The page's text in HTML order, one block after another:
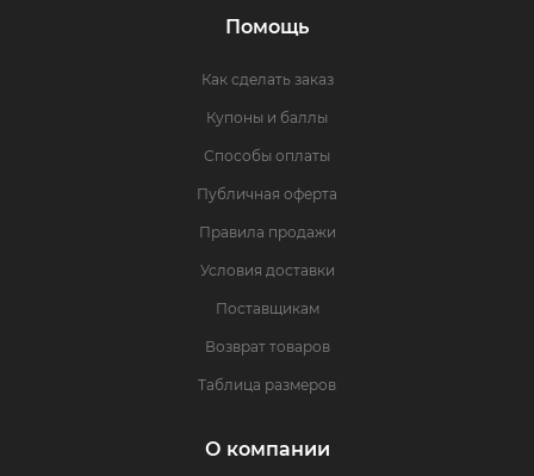
Помощь
Как сделать заказ
Купоны и баллы
Способы оплаты
Публичная оферта
Правила продажи
Условия доставки
Поставщикам
Возврат товаров
Таблица размеров
О компании